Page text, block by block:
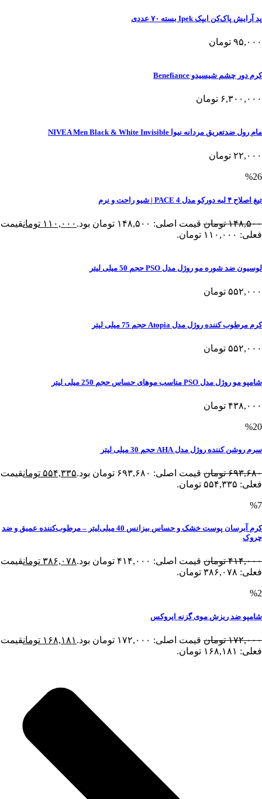
پد آرایش پاک‌کن ایپک Ipek بسته ۷۰ عددی
۹۵,۰۰۰ تومان
کرم دور چشم شیسیدو Benefiance
۶,۳۰۰,۰۰۰ تومان
مام رول ضدتعریق مردانه نیوا NIVEA Men Black & White Invisible
۲۲,۰۰۰ تومان
%26
تیغ اصلاح ۴ لبه دورکو مدل PACE 4 | شیو راحت و نرم
۱۴۸,۵۰۰ تومان قیمت اصلی: ۱۴۸,۵۰۰ تومان بود. ۱۱۰,۰۰۰ تومانقیمت
فعلی: ۱۱۰,۰۰۰ تومان.
لوسیون ضد شوره مو روژل مدل PSO حجم 50 میلی لیتر
۵۵۲,۰۰۰ تومان
کرم مرطوب کننده روژل مدل Atopia حجم 75 میلی لیتر
۵۵۲,۰۰۰ تومان
شامپو مو روژل مدل PSO مناسب موهای حساس حجم 250 میلی لیتر
۴۳۸,۰۰۰ تومان
%20
سرم روشن کننده روژل مدل AHA حجم 30 میلی لیتر
۶۹۳,۶۸۰ تومان قیمت اصلی: ۶۹۳,۶۸۰ تومان بود. ۵۵۴,۳۳۵ تومانقیمت
فعلی: ۵۵۴,۳۳۵ تومان.
%7
کرم آبرسان پوست خشک و حساس بیزانس 40 میلی‌لیتر – مرطوب‌کننده عمیق و ضد
چروک
۴۱۴,۰۰۰ تومان قیمت اصلی: ۴۱۴,۰۰۰ تومان بود. ۳۸۶,۰۷۸ تومانقیمت
فعلی: ۳۸۶,۰۷۸ تومان.
%2
شامپو ضد ریزش موی گزنه ایروکس
۱۷۲,۰۰۰ تومان قیمت اصلی: ۱۷۲,۰۰۰ تومان بود. ۱۶۸,۱۸۱ تومانقیمت
فعلی: ۱۶۸,۱۸۱ تومان.